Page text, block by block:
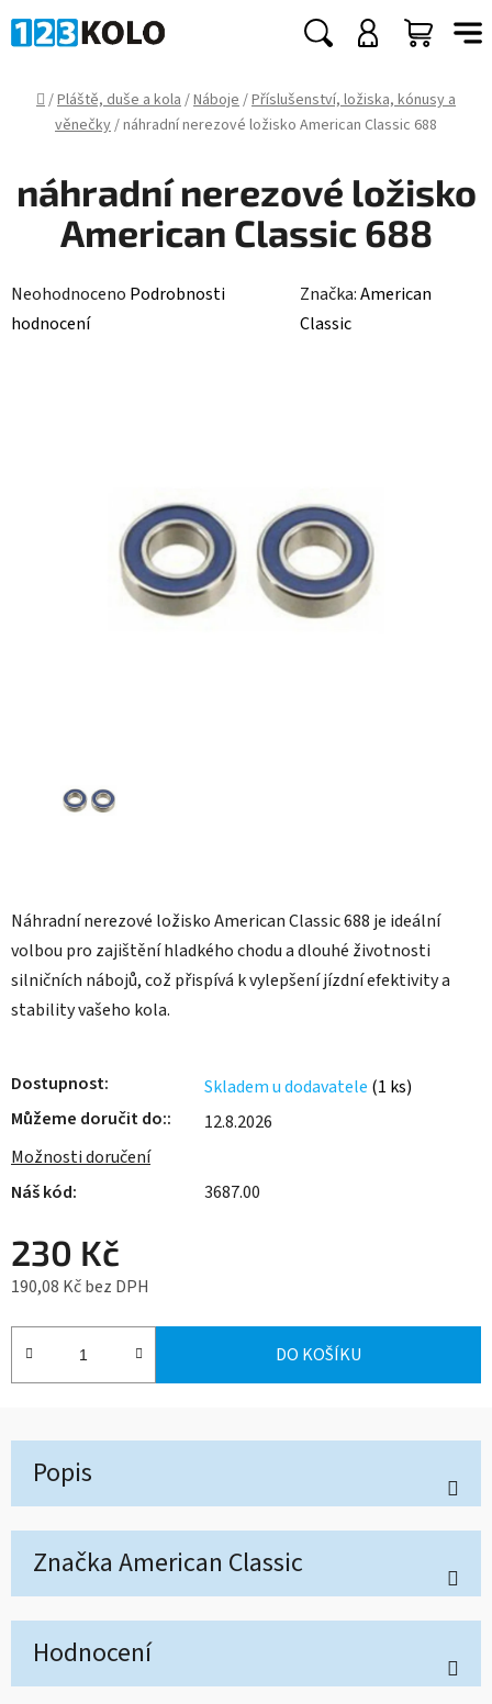
na
Hledat
KOŠÍK
Domů
/Pláště, duše a kola/Náboje/Příslušenství, ložiska, kónusy a
věnečky/náhradní nerezové ložisko American Classic 688
Náhradní nerezové ložisko American Classic 688 je ideální
volbou pro zajištění hladkého chodu a dlouhé životnosti
silničních nábojů, což přispívá k vylepšení jízdní efektivity a
stability vašeho kola.
Dostupnost Skladem u dodavatele (1 ks)
Můžeme doručit do:
12.8.2026
Možnosti doručení
3687.00
230 Kč
190,08 Kč bez DPH
Měrná cena:
DO KOŠÍKU
náhradní nerezové ložisko
American Classic 688
Průměrné
hodnocení
Neohodnoceno Podrobnosti
hodnocení
Značka:American
Classic
Popis
Značka American Classic
Hodnocení